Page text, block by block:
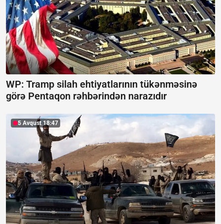
WP: Tramp silah ehtiyatlarının tükənməsinə
görə Pentaqon rəhbərindən narazıdır
5 Avqust 18:47